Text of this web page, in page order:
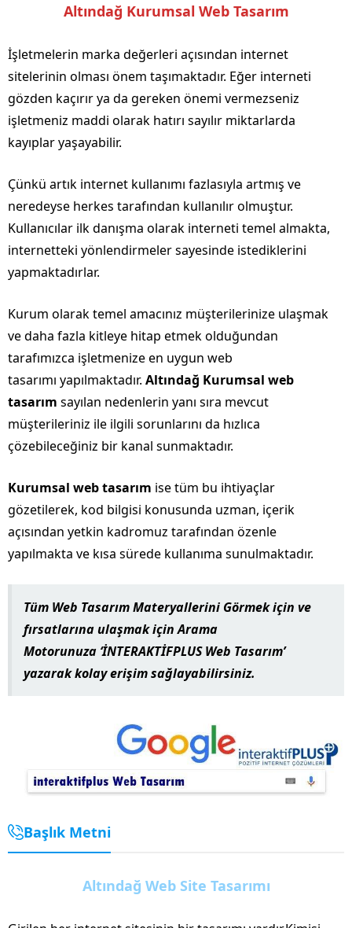
Altındağ Kurumsal Web Tasarım
İşletmelerin marka değerleri açısından internet
sitelerinin olması önem taşımaktadır. Eğer interneti
gözden kaçırır ya da gereken önemi vermezseniz
işletmeniz maddi olarak hatırı sayılır miktarlarda
kayıplar yaşayabilir.
Çünkü artık internet kullanımı fazlasıyla artmış ve
neredeyse herkes tarafından kullanılır olmuştur.
Kullanıcılar ilk danışma olarak interneti temel almakta,
internetteki yönlendirmeler sayesinde istediklerini
yapmaktadırlar.
Kurum olarak temel amacınız müşterilerinize ulaşmak
ve daha fazla kitleye hitap etmek olduğundan
tarafımızca işletmenize en uygun web
tasarımı yapılmaktadır. Altındağ Kurumsal web
tasarım sayılan nedenlerin yanı sıra mevcut
müşterileriniz ile ilgili sorunlarını da hızlıca
çözebileceğiniz bir kanal sunmaktadır.
Kurumsal web tasarım ise tüm bu ihtiyaçlar
gözetilerek, kod bilgisi konusunda uzman, içerik
açısından yetkin kadromuz tarafından özenle
yapılmakta ve kısa sürede kullanıma sunulmaktadır.
Tüm Web Tasarım Materyallerini Görmek için ve
fırsatlarına ulaşmak için Arama
Motorunuza ‘İNTERAKTİFPLUS Web Tasarım’
yazarak kolay erişim sağlayabilirsiniz.
Başlık Metni
Altındağ Web Site Tasarımı